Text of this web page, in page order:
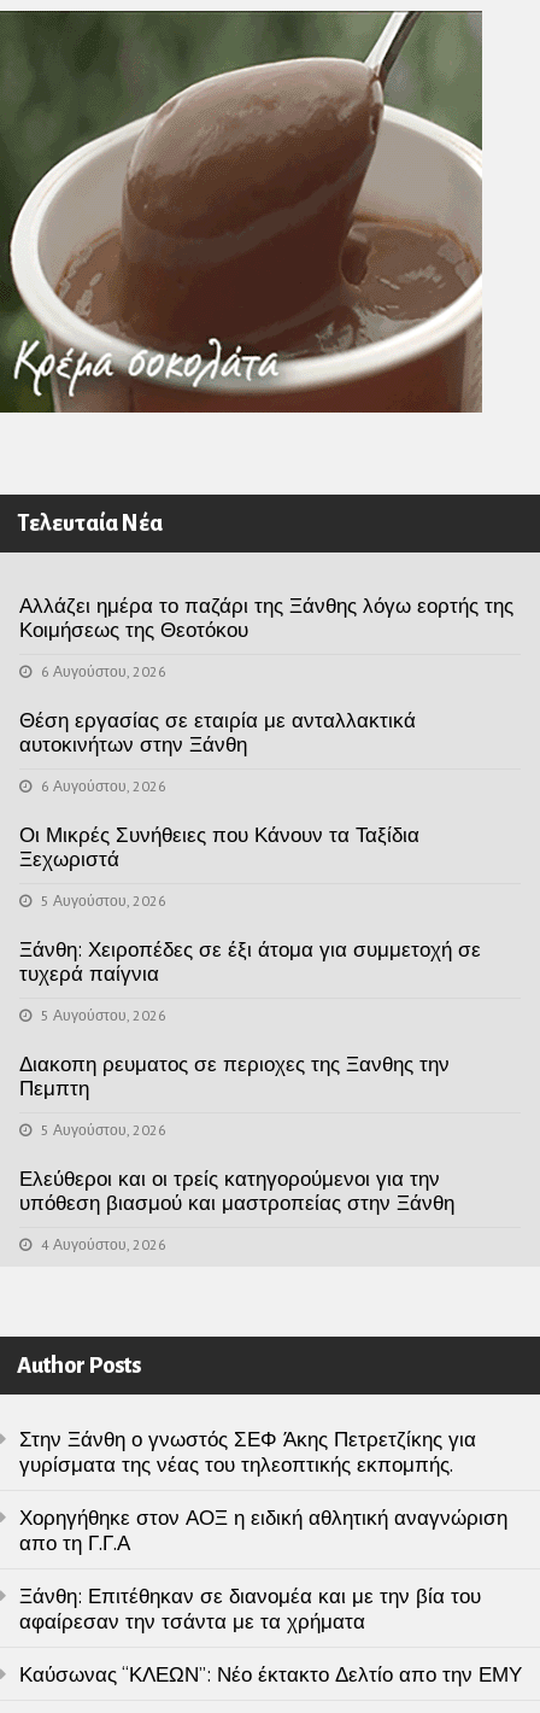
Τελευταία Νέα
Αλλάζει ημέρα το παζάρι της Ξάνθης λόγω εορτής της
Κοιμήσεως της Θεοτόκου
6 Αυγούστου, 2026
Θέση εργασίας σε εταιρία με ανταλλακτικά
αυτοκινήτων στην Ξάνθη
6 Αυγούστου, 2026
Οι Μικρές Συνήθειες που Κάνουν τα Ταξίδια
Ξεχωριστά
5 Αυγούστου, 2026
Ξάνθη: Χειροπέδες σε έξι άτομα για συμμετοχή σε
τυχερά παίγνια
5 Αυγούστου, 2026
Διακοπη ρευματος σε περιοχες της Ξανθης την
Πεμπτη
5 Αυγούστου, 2026
Ελεύθεροι και οι τρείς κατηγορούμενοι για την
υπόθεση βιασμού και μαστροπείας στην Ξάνθη
4 Αυγούστου, 2026
Author Posts
Στην Ξάνθη ο γνωστός ΣΕΦ Άκης Πετρετζίκης για
γυρίσματα της νέας του τηλεοπτικής εκπομπής.
Χορηγήθηκε στον ΑΟΞ η ειδική αθλητική αναγνώριση
απο τη Γ.Γ.Α
Ξάνθη: Επιτέθηκαν σε διανομέα και με την βία του
αφαίρεσαν την τσάντα με τα χρήματα
Καύσωνας “ΚΛΕΩΝ”: Νέο έκτακτο Δελτίο απο την ΕΜΥ